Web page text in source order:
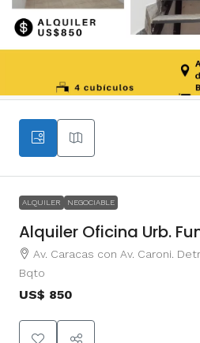
ALQUILER NEGOCIABLE
Alquiler Oficina Urb.
Av. Caracas con Av. Caroni.
Bqto
US$ 850